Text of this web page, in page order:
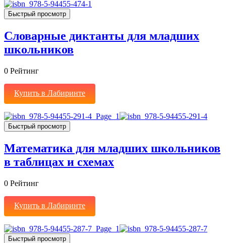
Быстрый просмотр
Словарные диктанты для младших
школьников
0 Рейтинг
Купить в Лабиринте
Быстрый просмотр
Математика для младших школьников
в таблицах и схемах
0 Рейтинг
Купить в Лабиринте
Быстрый просмотр